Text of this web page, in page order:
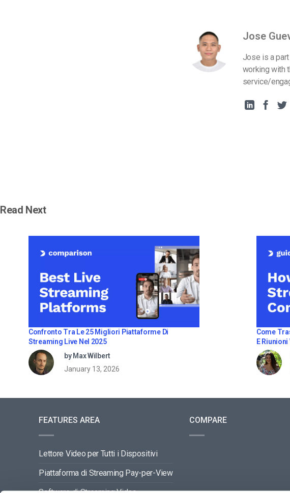
Jose
Jose is a
working with
service/
Read Next
Confronto Tra Le 25 Migliori Piattaforme Di
Streaming Live Nel 2025
by Max Wilbert
January 13, 2026
Come
FEATURES AREA
Lettore Video per Tutti i Dispositivi
Piattaforma di Streaming Pay-per-View
COMPARE